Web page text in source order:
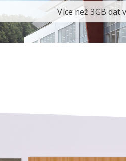
Více než 3GB